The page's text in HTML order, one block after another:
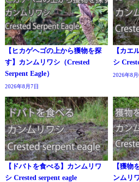
【ヒカゲヘゴの上から獲物を探
す】カンムリワシ（Crested
Serpent Eagle）
2026年8月7日
【カエ
シ
2026年8月
【ドバトを食べる】カンムリワ
シ Crested serpent eagle
【獲物
ンムリ